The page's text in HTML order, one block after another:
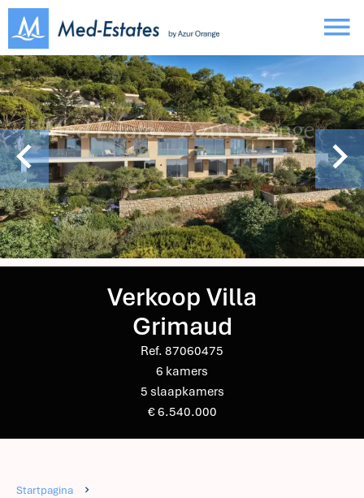
Verkoop Villa
Grimaud
Ref. 87060475
6 kamers
5 slaapkamers
€ 6.540.000
Startpagina